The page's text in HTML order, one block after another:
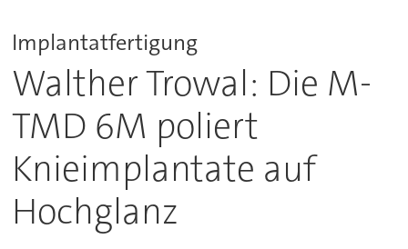
Implantatfertigung
Walther Trowal: Die M-
TMD 6M poliert
Knieimplantate auf
Hochglanz